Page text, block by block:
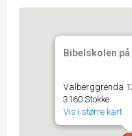
Bibelskolen
Valberggrenda
3160 Stokke
Vis i større kart